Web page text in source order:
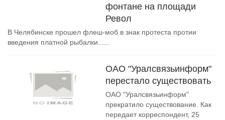
фонтане на площади
Револ
В Челябинске прошел флеш-моб в знак протеста протии
введения платной рыбалки......
ОАО "Уралсвязьинформ"
перестало существовать
ОАО "Уралсвязьинформ"
прекратило существование. Как
передает корреспондент, 25